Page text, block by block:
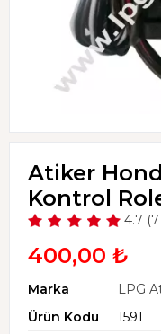
Atiker
Kontrol
4.7
400,00 ₺
Marka
LPG
Ürün Kodu
1591